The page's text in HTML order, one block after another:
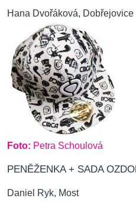
Hana Dvořáková, Dobřejovice
Foto: Petra Schoulová
PENĚŽENKA + SADA
Daniel Ryk, Most